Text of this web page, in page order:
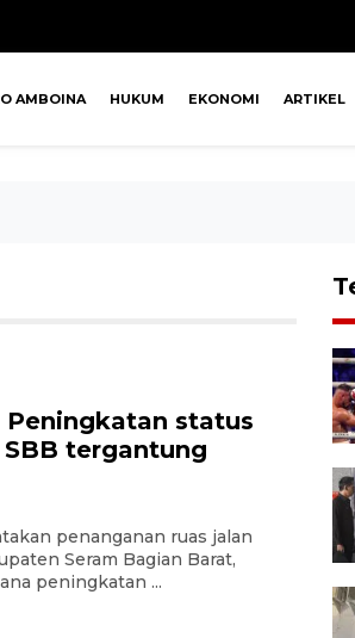
AMBOINA HUKUM EKONOMI ARTIKEL
Peningkatan status
tergantung
penanganan ruas jalan
Seram Bagian Barat,
peningkatan ...